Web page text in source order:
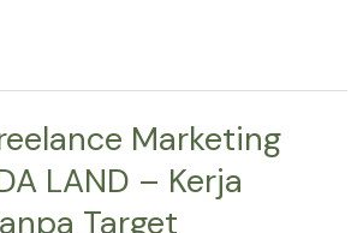
Marketing
LAND – Kerja
Target